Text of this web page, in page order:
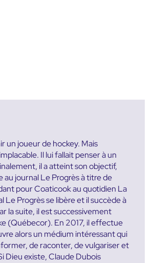
un joueur de hockey. Mais
Il lui fallait penser à un
il a atteint son objectif,
au journal Le Progrès à titre de
pour Coaticook au quotidien La
Progrès se libère et il succède à
la suite, il est successivement
(Québecor). En 2017, il effectue
alors un médium intéressant qui
de raconter, de vulgariser et
Dieu existe, Claude Dubois